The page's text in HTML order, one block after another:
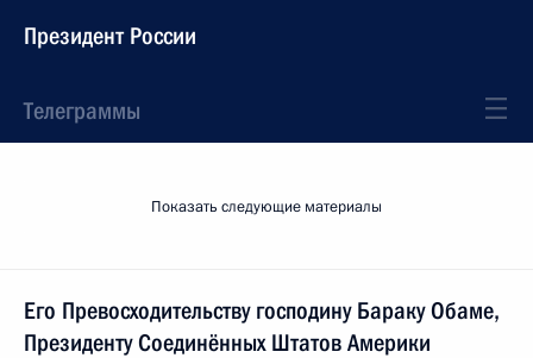
Президент России
Телеграммы
Показать следующие материалы
Его Превосходительству господину Бараку Обаме,
Президенту Соединённых Штатов Америки